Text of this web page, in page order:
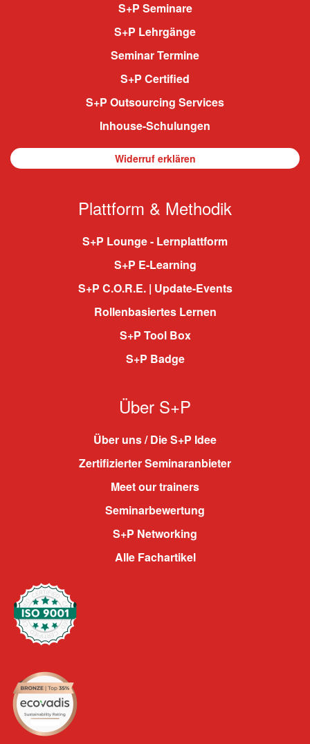
S+P Seminare
S+P Lehrgänge
Seminar Termine
S+P Certified
S+P Outsourcing Services
Inhouse-Schulungen
Widerruf erklären
Plattform & Methodik
S+P Lounge - Lernplattform
S+P E-Learning
S+P C.O.R.E. | Update-Events
Rollenbasiertes Lernen
S+P Tool Box
S+P Badge
Über S+P
Über uns / Die S+P Idee
Zertifizierter Seminaranbieter
Meet our trainers
Seminarbewertung
S+P Networking
Alle Fachartikel